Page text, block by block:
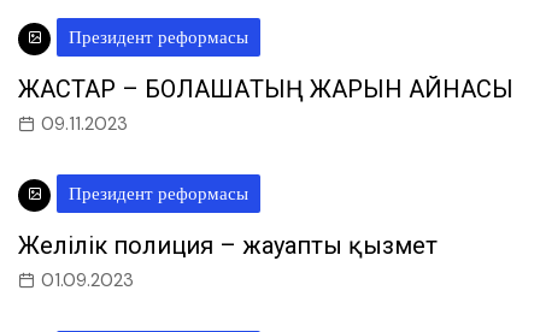
Президент реформасы
ЖАСТАР – БОЛАШАҚТЫҢ ЖАРҚЫН АЙНАСЫ
09.11.2023
Президент реформасы
Желілік полиция – жауапты қызмет
01.09.2023